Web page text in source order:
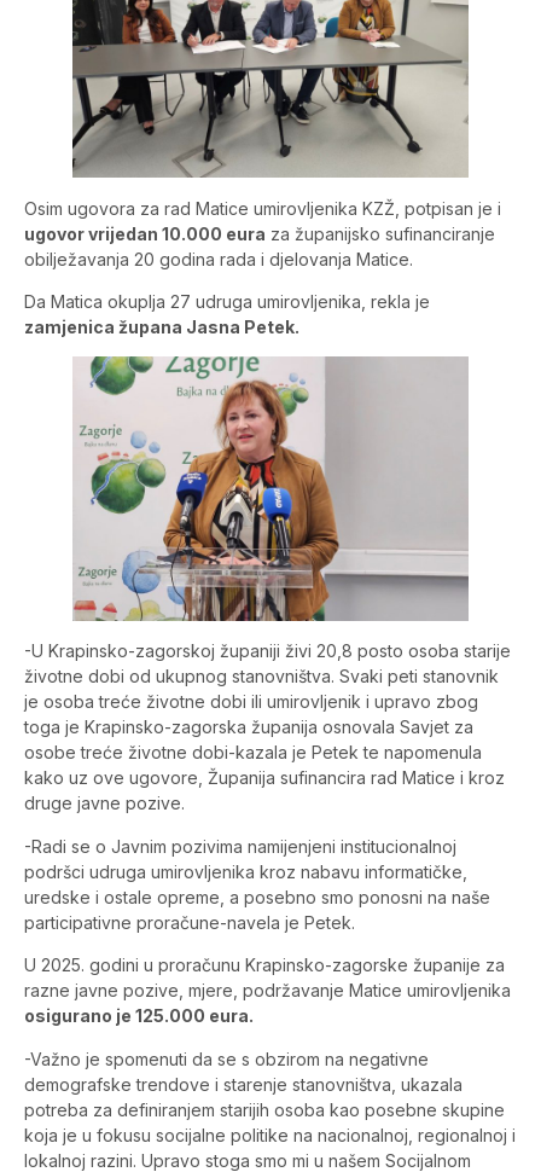
Osim ugovora za rad Matice umirovljenika KZŽ, potpisan je i
ugovor vrijedan 10.000 eura za županijsko sufinanciranje
obilježavanja 20 godina rada i djelovanja Matice.
Da Matica okuplja 27 udruga umirovljenika, rekla je
zamjenica župana Jasna Petek.
-U Krapinsko-zagorskoj županiji živi 20,8 posto osoba starije
životne dobi od ukupnog stanovništva. Svaki peti stanovnik
je osoba treće životne dobi ili umirovljenik i upravo zbog
toga je Krapinsko-zagorska županija osnovala Savjet za
osobe treće životne dobi-kazala je Petek te napomenula
kako uz ove ugovore, Županija sufinancira rad Matice i kroz
druge javne pozive.
-Radi se o Javnim pozivima namijenjeni institucionalnoj
podršci udruga umirovljenika kroz nabavu informatičke,
uredske i ostale opreme, a posebno smo ponosni na naše
participativne proračune-navela je Petek.
U 2025. godini u proračunu Krapinsko-zagorske županije za
razne javne pozive, mjere, podržavanje Matice umirovljenika
osigurano je 125.000 eura.
-Važno je spomenuti da se s obzirom na negativne
demografske trendove i starenje stanovništva, ukazala
potreba za definiranjem starijih osoba kao posebne skupine
koja je u fokusu socijalne politike na nacionalnoj, regionalnoj i
lokalnoj razini. Upravo stoga smo mi u našem Socijalnom